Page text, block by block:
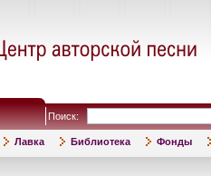
Поиск:
Лавка Библиотека Фонды